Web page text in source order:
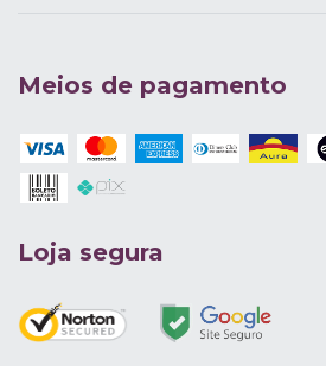
Meios de pagamento
Loja segura